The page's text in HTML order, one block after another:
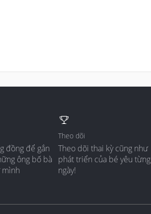
đồng để gắn
ông bố bà
mình
Theo dõi
Theo dõi thai kỳ cũng như
phát triển của bé yêu từng
ngày!